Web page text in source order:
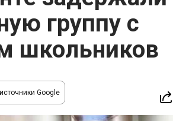
группу с
школьников
Google